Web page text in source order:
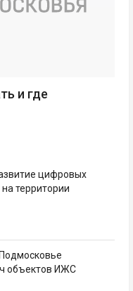
и где
цифровых
территории
объектов ИЖС